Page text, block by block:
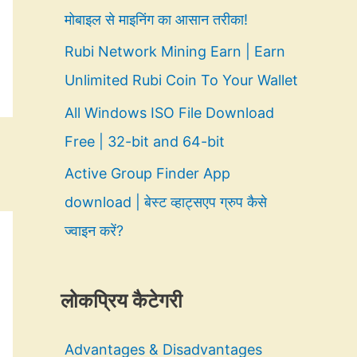
मोबाइल से माइनिंग का आसान तरीका!
Rubi Network Mining Earn | Earn
Unlimited Rubi Coin To Your Wallet
All Windows ISO File Download
Free | 32-bit and 64-bit
Active Group Finder App
download | बेस्ट व्हाट्सएप ग्रुप कैसे
ज्वाइन करें?
लोकप्रिय कैटेगरी
Advantages & Disadvantages